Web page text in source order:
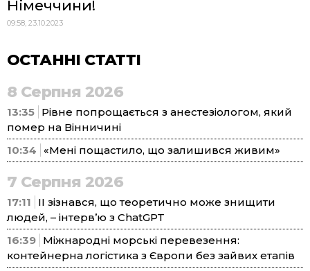
Німеччини!
09:58, 23.10.2023
ОСТАННІ СТАТТІ
8 Серпня 2026
13:35 Рівне попрощається з анестезіологом, який
помер на Вінничині
10:34
«Мені пощастило, що залишився живим»
7 Серпня 2026
17:11
ІІ зізнався, що теоретично може знищити
людей, – інтерв’ю з ChatGPT
16:39 Міжнародні морські перевезення:
контейнерна логістика з Європи без зайвих етапів